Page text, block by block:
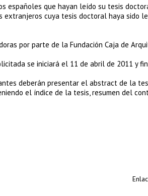
españoles que hayan leído su tesis
extranjeros cuya tesis doctoral haya sido
por parte de la Fundación Caja de
se iniciará el 11 de abril de 2011 y
deberán presentar el abstract de la
el índice de la tesis, resumen del